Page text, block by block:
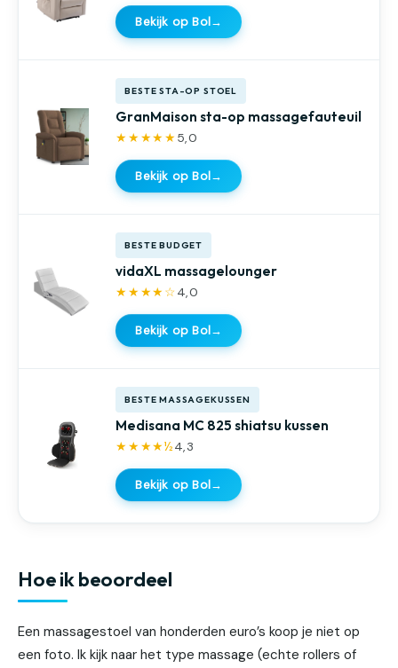
Bekijk op Bol→
BESTE STA-OP STOEL
GranMaison sta-op massagefauteuil
★★★★★5,0
Bekijk op Bol→
BESTE BUDGET
vidaXL massagelounger
★★★★☆4,0
Bekijk op Bol→
BESTE MASSAGEKUSSEN
Medisana MC 825 shiatsu kussen
★★★★½4,3
Bekijk op Bol→
Hoe ik beoordeel
Een massagestoel van honderden euro’s koop je niet op
een foto. Ik kijk naar het type massage (echte rollers of